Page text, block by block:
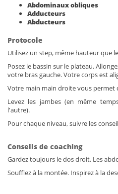
Abdominaux obliques
Adducteurs
Abducteurs
Protocole
Utilisez un step, même hauteur que
Posez le bassin sur le plateau.
votre bras gauche. Votre corps est
Votre main main droite vous permet
Levez les jambes (en même
l'autre).
Pour chaque niveau, suivre les
Conseils de coaching
Gardez toujours le dos droit. Les
Soufflez à la montée. Inspirez à la